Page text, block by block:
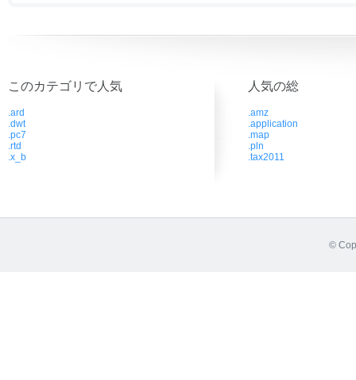
このカテゴリで人気
.ard
.dwt
.pc7
.rtd
.x_b
人気の総
.amz
.application
.map
.pln
.tax2011
©